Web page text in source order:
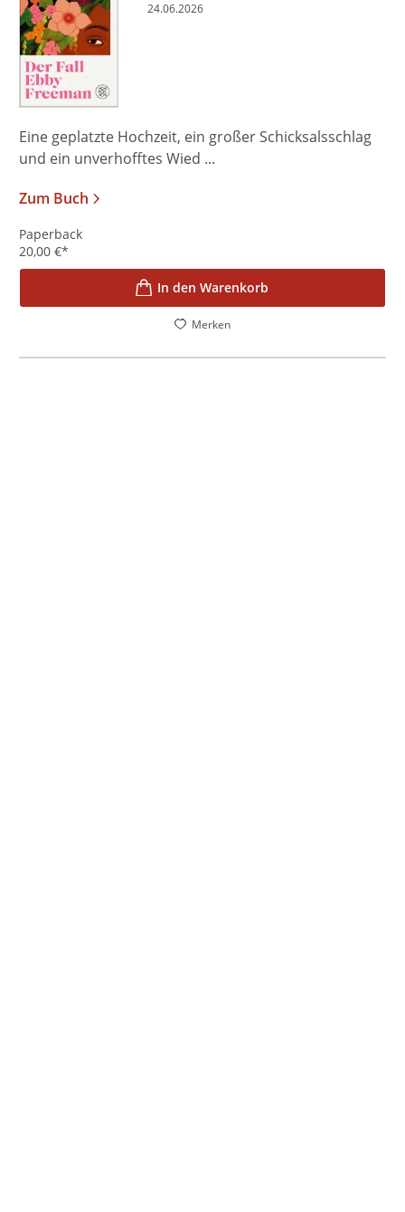
24.06.2026
Eine geplatzte Hochzeit, ein großer Schicksalsschlag
und ein unverhofftes Wied ...
Zum Buch
Paperback
20,00 €*
In den Warenkorb
Merken